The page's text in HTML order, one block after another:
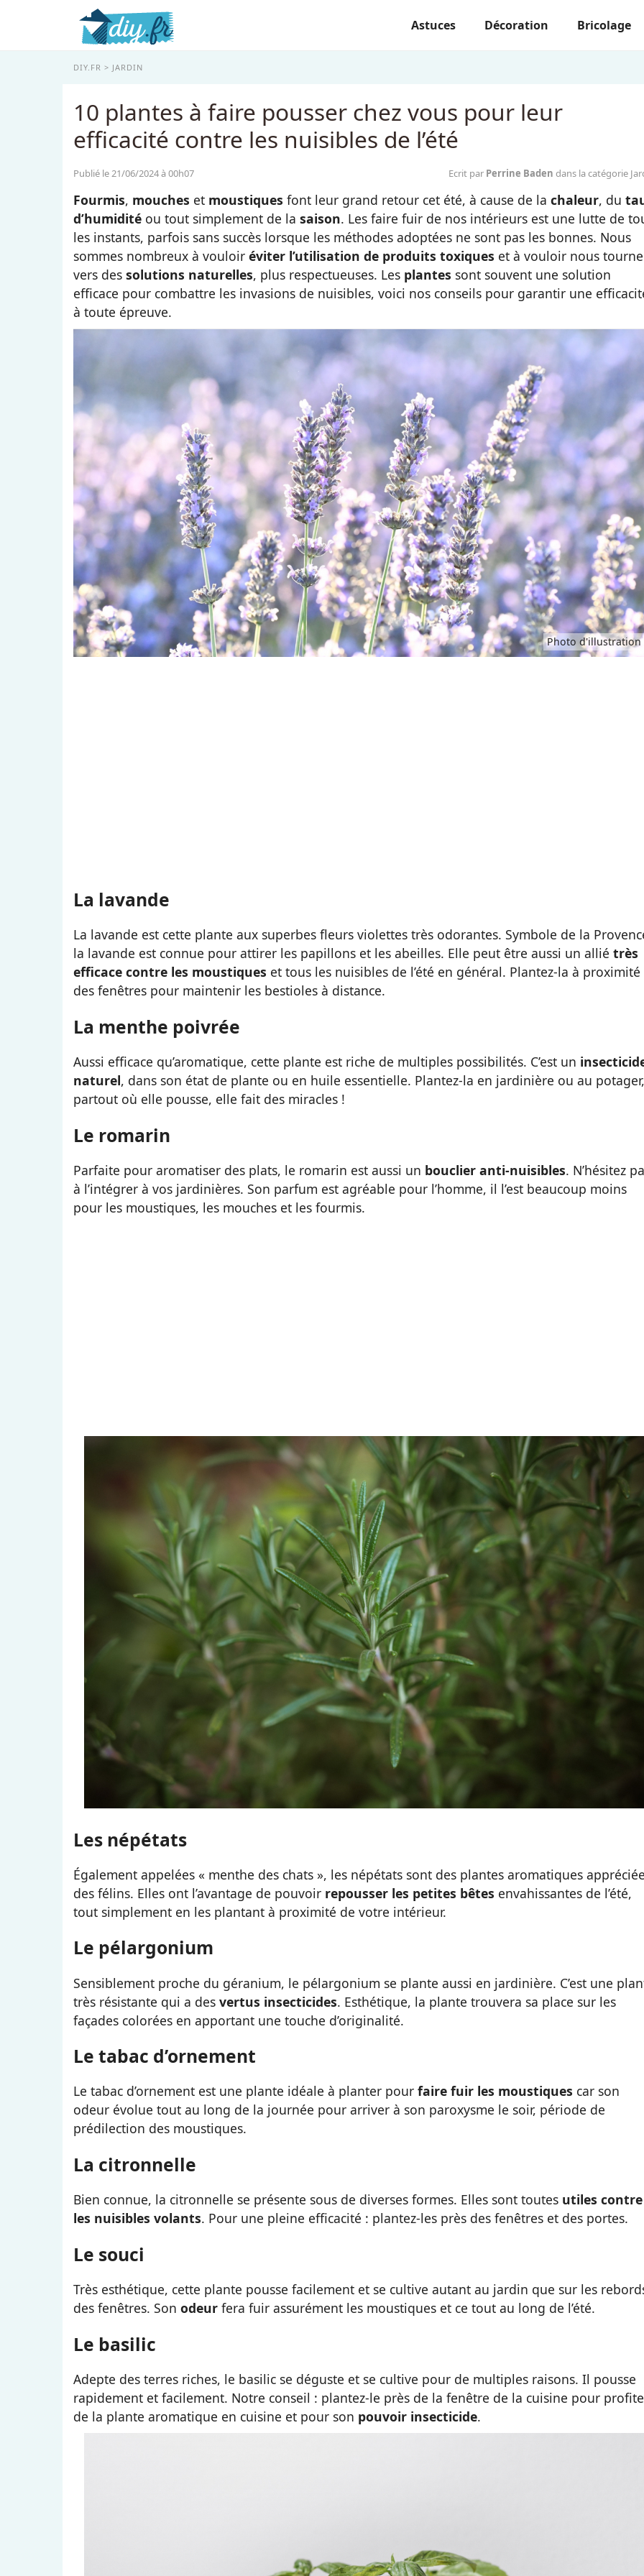
Astuces Décoration Bricolage
DIY.FR JARDIN
10 plantes à faire pousser chez vous pour leur
efficacité contre les nuisibles de l’été
Publié le 21/06/2024 à 00h07 Ecrit par Perrine Baden dans la catégorie
Fourmis, mouches et moustiques font leur grand retour cet été, à cause de la chaleur, du
d’humidité ou tout simplement de la saison. Les faire fuir de nos intérieurs est une lutte de
les instants, parfois sans succès lorsque les méthodes adoptées ne sont pas les bonnes. Nous
sommes nombreux à vouloir éviter l’utilisation de produits toxiques et à vouloir nous
vers des solutions naturelles, plus respectueuses. Les plantes sont souvent une solution
efficace pour combattre les invasions de nuisibles, voici nos conseils pour garantir une
à toute épreuve.
Photo d'illustration
La lavande
La lavande est cette plante aux superbes fleurs violettes très odorantes. Symbole de la
la lavande est connue pour attirer les papillons et les abeilles. Elle peut être aussi un allié très
efficace contre les moustiques et tous les nuisibles de l’été en général. Plantez-la à proximité
des fenêtres pour maintenir les bestioles à distance.
La menthe poivrée
Aussi efficace qu’aromatique, cette plante est riche de multiples possibilités. C’est un
naturel, dans son état de plante ou en huile essentielle. Plantez-la en jardinière ou au potager,
partout où elle pousse, elle fait des miracles !
Le romarin
Parfaite pour aromatiser des plats, le romarin est aussi un bouclier anti-nuisibles. N’hésitez
à l’intégrer à vos jardinières. Son parfum est agréable pour l’homme, il l’est beaucoup moins
pour les moustiques, les mouches et les fourmis.
Les népétats
Également appelées « menthe des chats », les népétats sont des plantes aromatiques
des félins. Elles ont l’avantage de pouvoir repousser les petites bêtes envahissantes de l’été,
tout simplement en les plantant à proximité de votre intérieur.
Le pélargonium
Sensiblement proche du géranium, le pélargonium se plante aussi en jardinière. C’est une
très résistante qui a des vertus insecticides. Esthétique, la plante trouvera sa place sur les
façades colorées en apportant une touche d’originalité.
Le tabac d’ornement
Le tabac d’ornement est une plante idéale à planter pour faire fuir les moustiques car son
odeur évolue tout au long de la journée pour arriver à son paroxysme le soir, période de
prédilection des moustiques.
La citronnelle
Bien connue, la citronnelle se présente sous de diverses formes. Elles sont toutes utiles contre
les nuisibles volants. Pour une pleine efficacité : plantez-les près des fenêtres et des portes.
Le souci
Très esthétique, cette plante pousse facilement et se cultive autant au jardin que sur les
des fenêtres. Son odeur fera fuir assurément les moustiques et ce tout au long de l’été.
Le basilic
Adepte des terres riches, le basilic se déguste et se cultive pour de multiples raisons. Il pousse
rapidement et facilement. Notre conseil : plantez-le près de la fenêtre de la cuisine pour
de la plante aromatique en cuisine et pour son pouvoir insecticide.